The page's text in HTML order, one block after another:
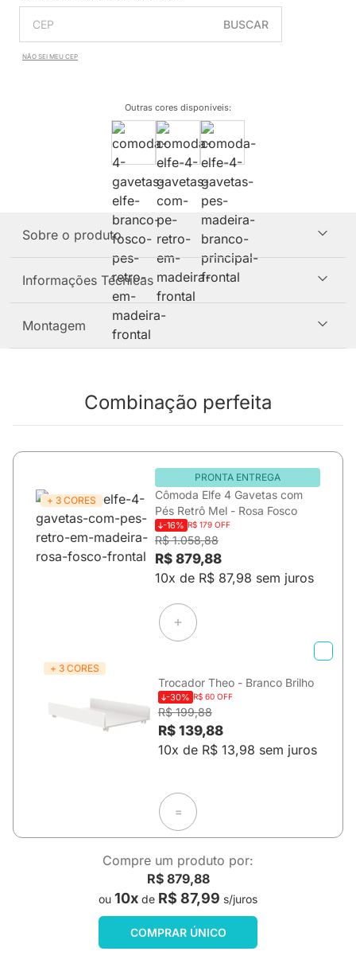
BUSCAR
NÃO SEI MEU CEP
Outras cores disponíveis:
Sobre o produto
Informações Técnicas
Montagem
Combinação perfeita
+ 3 CORES
PRONTA ENTREGA
Cômoda Elfe 4 Gavetas com
Pés Retrô Mel - Rosa Fosco
-16% R$ 179 OFF
R$ 1.058,88
R$ 879,88
10x de R$ 87,98 sem juros
+ 3 CORES
Trocador Theo - Branco Brilho
-30% R$ 60 OFF
R$ 199,88
R$ 139,88
10x de R$ 13,98 sem juros
=
Compre um produto por:
R$ 879,88
ou 10x de R$ 87,99 s/juros
COMPRAR ÚNICO